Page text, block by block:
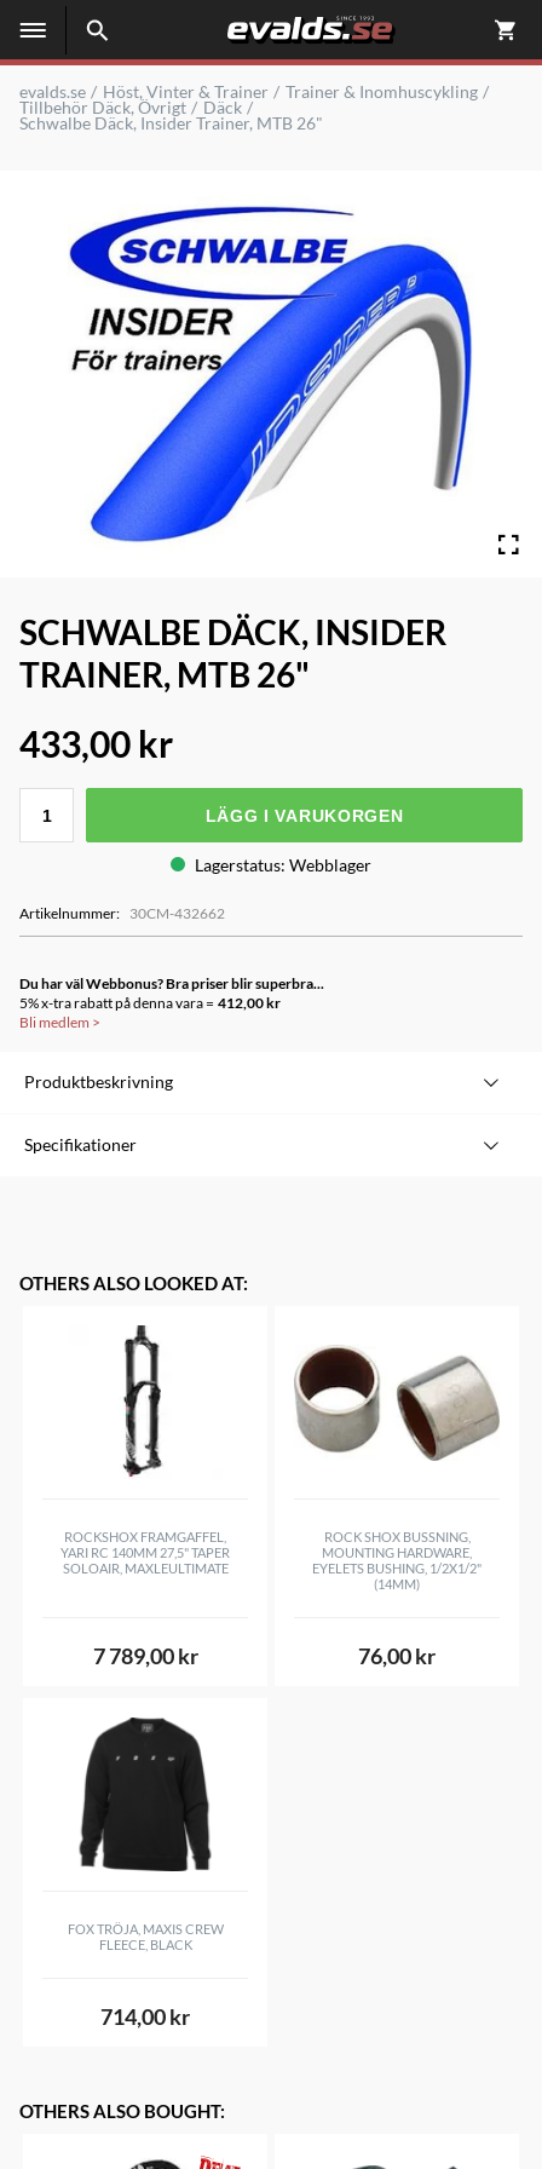
evalds.se Höst, Vinter & Trainer
Trainer & Inomhuscykling
Tillbehör Däck, Övrigt
Däck
Schwalbe Däck, Insider Trainer, MTB 26"
SCHWALBE DÄCK, INSIDER
TRAINER, MTB 26"
433,00 kr
LÄGG I VARUKORGEN
Lagerstatus: Webblager
Artikelnummer: 30CM-432662
Du har väl Webbonus? Bra priser blir superbra...
5% x-tra rabatt på denna vara = 412,00 kr
Bli medlem >
Produktbeskrivning
OBS! Skall EJ användas på vägen!
Specifikationer
Färg
Yes
Anpassad för Liquid/Vätska
No
Punkteringsförstärkt
OTHERS ALSO LOOKED AT:
ROCKSHOX FRAMGAFFEL,
YARI RC 140MM 27,5" TAPER
SOLOAIR, MAXLEULTIMATE
7 789,00 kr
ROCK SHOX BUSSNING,
MOUNTING HARDWARE,
EYELETS BUSHING, 1/2X1/2"
(14MM)
76,00 kr
FOX TRÖJA, MAXIS CREW
FLEECE, BLACK
714,00 kr
OTHERS ALSO BOUGHT: